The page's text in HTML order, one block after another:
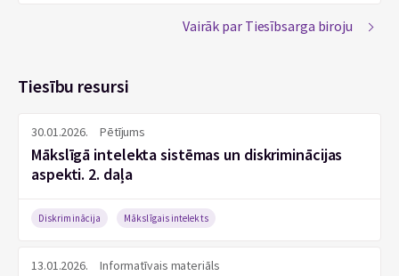
Vairāk par Tiesībsarga biroju
Tiesību resursi
30.01.2026. Pētījums
Mākslīgā intelekta sistēmas un diskriminācijas
aspekti. 2. daļa
Diskriminācija Mākslīgais intelekts
13.01.2026. Informatīvais materiāls